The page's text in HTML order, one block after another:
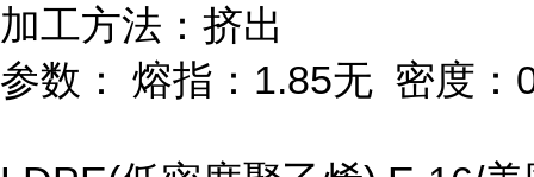
加工方法：挤出
参数：
熔指： 1.85无 密度：